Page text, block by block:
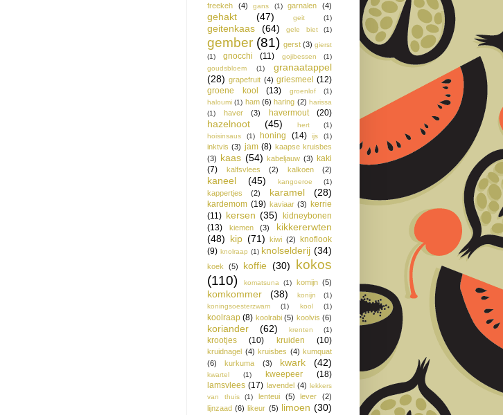
freekeh (4) gans (1) garnalen (4)
gehakt (47) geit (1)
geitenkaas (64) gele biet (1)
gember (81) gerst (3) gierst
(1)
gnocchi (11) gojibessen
(1)
goudsbloem
(1)
granaatappel
(28) grapefruit (4) griesmeel (12)
groene kool
(13) groenlof
(1)
haloumi (1) ham (6) haring (2) harissa
(1)
haver (3) havermout (20)
hazelnoot (45) hert
(1)
hoisinsaus
(1) honing (14) ijs (1)
inktvis (3) jam (8) kaapse kruisbes
(3) kaas (54) kabeljauw (3) kaki
(7)
kalfsvlees (2) kalkoen (2)
kaneel (45) kangoeroe (1)
kappertjes (2) karamel (28)
kardemom (19) kaviaar (3) kerrie
(11) kersen (35) kidneybonen
(13)
kiemen (3)
kikkererwten
(48) kip (71) kiwi (2) knoflook
(9) knolraap (1) knolselderij (34)
koek (5) koffie (30)
kokos
(110)
komatsuna (1) komijn (5)
komkommer (38) konijn
(1)
koningsoesterzwam
(1) kool (1)
koolraap (8) koolrabi (5) koolvis (6)
koriander (62) krenten (1)
krootjes (10) kruiden (10)
kruidnagel (4) kruisbes (4) kumquat
(6)
kurkuma (3) kwark (42)
kwartel (1) kweepeer
(18)
lamsvlees (17) lavendel (4) lekkers
van thuis
(1) lenteui (5) lever
(2)
lijnzaad (6) likeur (5) limoen (30)